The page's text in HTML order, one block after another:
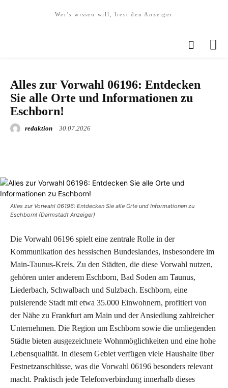
Wer's wissen will, liest den Anzeiger
Alles zur Vorwahl 06196: Entdecken
Sie alle Orte und Informationen zu
Eschborn!
redaktion 30.07.2026
Alles zur Vorwahl 06196: Entdecken Sie alle Orte und Informationen zu
Eschborn! (Darmstadt Anzeiger)
Die Vorwahl 06196 spielt eine zentrale Rolle in der
Kommunikation des hessischen Bundeslandes, insbesondere im
Main-Taunus-Kreis. Zu den Städten, die diese Vorwahl nutzen,
gehören unter anderem Eschborn, Bad Soden am Taunus,
Liederbach, Schwalbach und Sulzbach. Eschborn, eine
pulsierende Stadt mit etwa 35.000 Einwohnern, profitiert von
der Nähe zu Frankfurt am Main und der Ansiedlung zahlreicher
Unternehmen. Die Region um Eschborn sowie die umliegenden
Städte bieten ausgezeichnete Wohnmöglichkeiten und eine hohe
Lebensqualität. In diesem Gebiet verfügen viele Haushalte über
Festnetzanschlüsse, was die Vorwahl 06196 besonders relevant
macht. Praktisch jede Telefonverbindung innerhalb dieses